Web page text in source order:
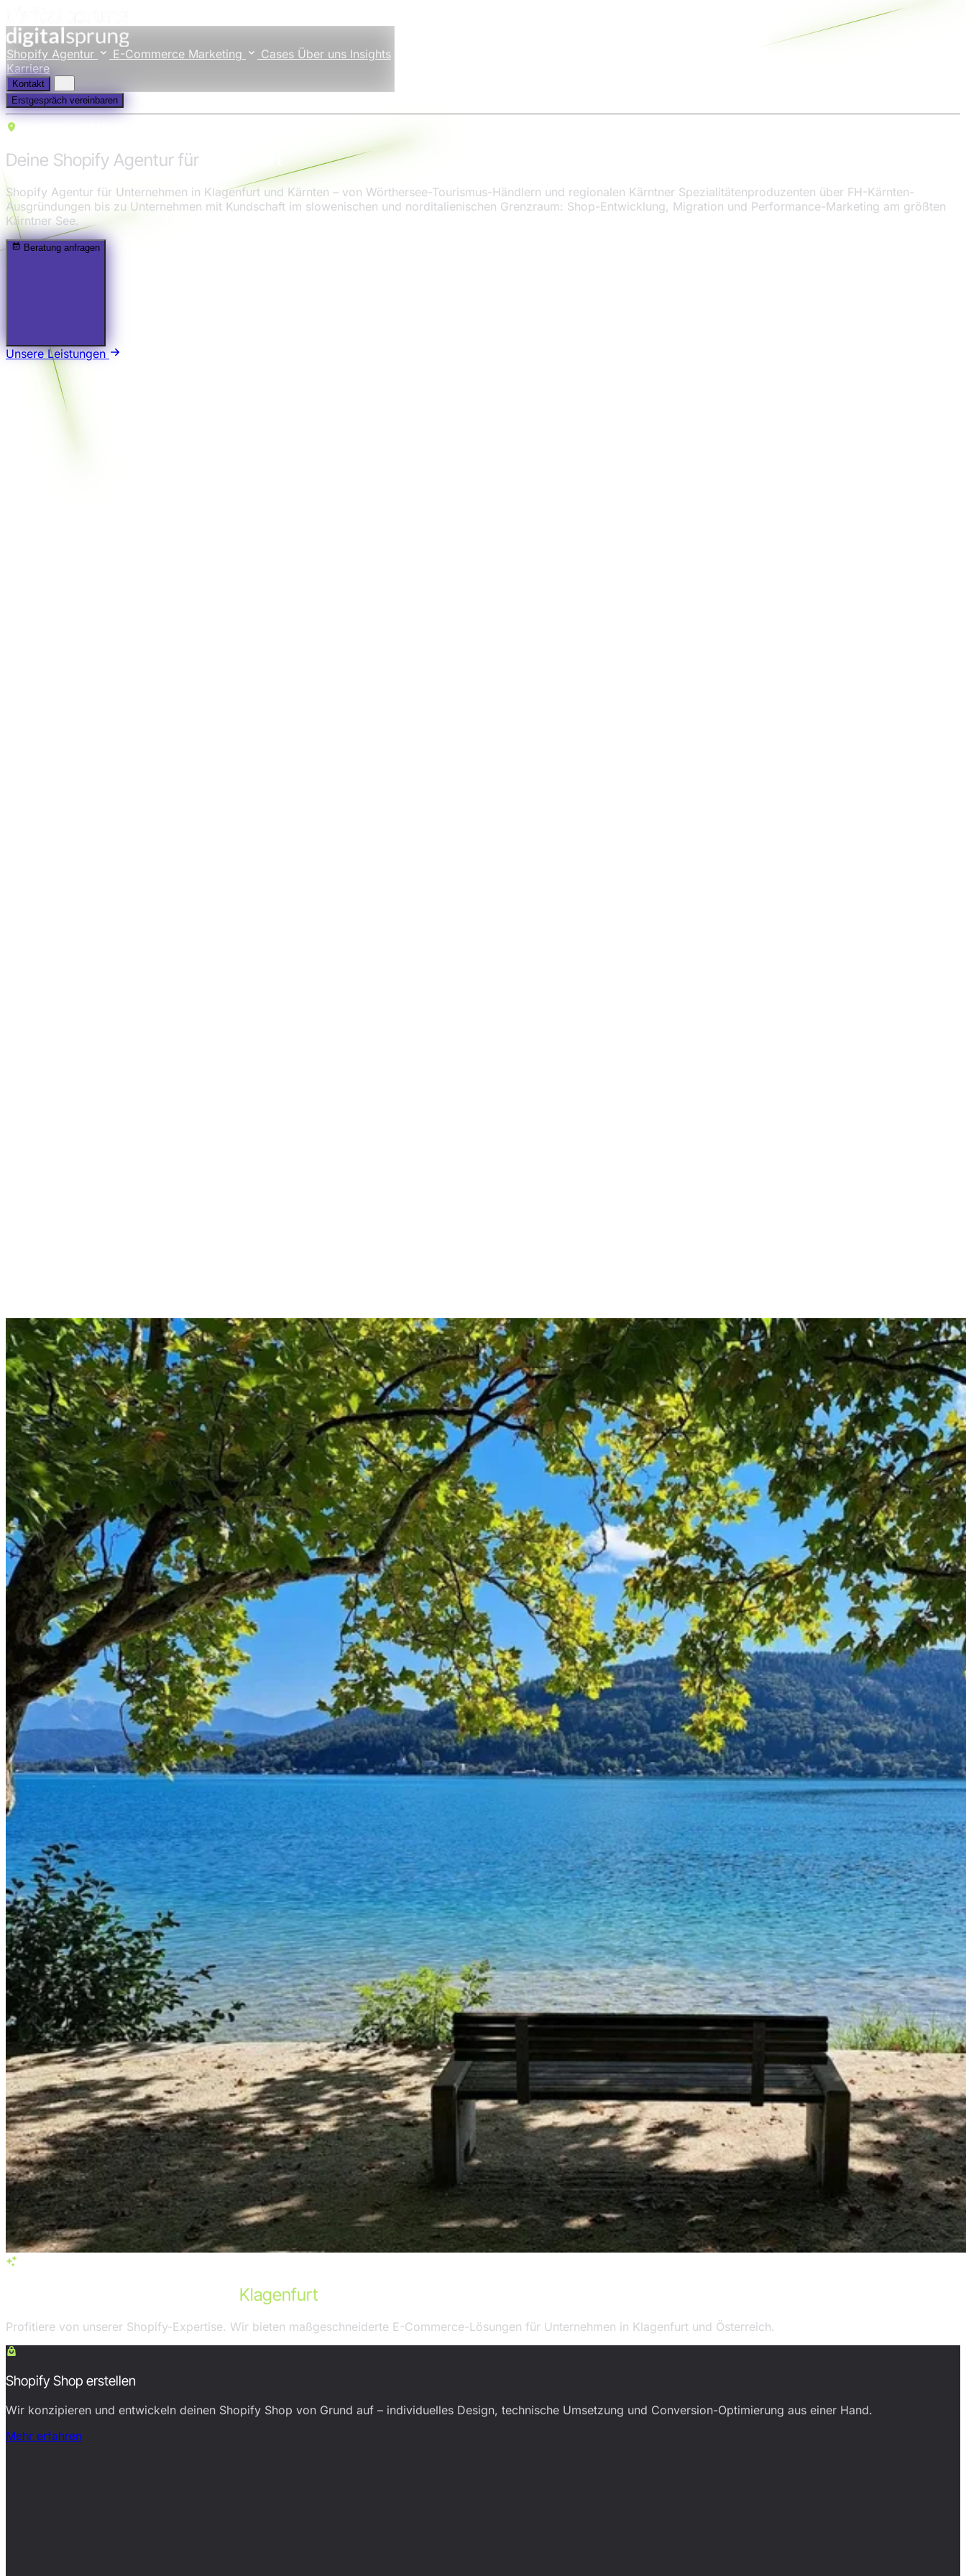
Shopify Agentur E-Commerce Marketing Cases Über uns Insights
Karriere
Kontakt
Erstgespräch vereinbaren
Deine Shopify Agentur für
Shopify Agentur für Unternehmen in Klagenfurt und Kärnten – von Wörthersee-Tourismus-Händlern und regionalen Kärntner Spezialitätenproduzenten über FH-Kärnten-
Ausgründungen bis zu Unternehmen mit Kundschaft im slowenischen und norditalienischen Grenzraum: Shop-Entwicklung, Migration und Performance-Marketing am größten
Kärntner See.
Beratung anfragen
Unsere Leistungen
Klagenfurt
Profitiere von unserer Shopify-Expertise. Wir bieten maßgeschneiderte E-Commerce-Lösungen für Unternehmen in Klagenfurt und Österreich.
Shopify Shop erstellen
Wir konzipieren und entwickeln deinen Shopify Shop von Grund auf – individuelles Design, technische Umsetzung und Conversion-Optimierung aus einer Hand.
Mehr erfahren